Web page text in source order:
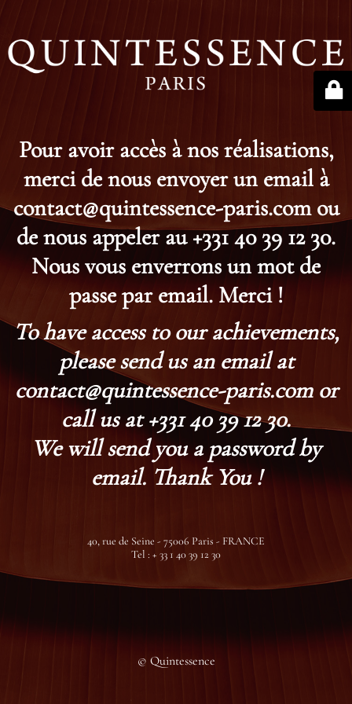
Pour avoir accès à nos réalisations,
merci de nous envoyer un email à
contact@quintessence-paris.com ou
de nous appeler au +331 40 39 12 30.
Nous vous enverrons un mot de
passe par email. Merci !
To have access to our achievements,
please send us an email at
contact@quintessence-paris.com or
call us at +331 40 39 12 30.
We will send you a password by
email. Thank You !
40, rue de Seine - 75006 Paris - FRANCE
Tel : + 33 1 40 39 12 30
© Quintessence